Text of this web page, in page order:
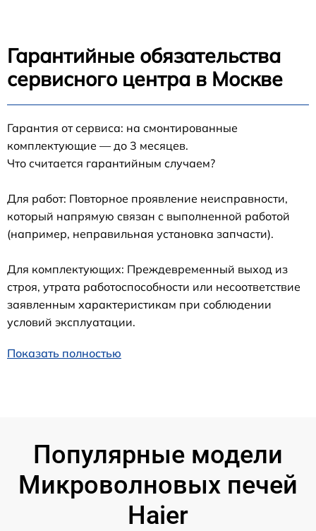
Гарантийные обязательства
сервисного центра в Москве
Гарантия от сервиса: на смонтированные
комплектующие — до 3 месяцев.
Что считается гарантийным случаем?
Для работ: Повторное проявление неисправности,
который напрямую связан с выполненной работой
(например, неправильная установка запчасти).
Для комплектующих: Преждевременный выход из
строя, утрата работоспособности или несоответствие
заявленным характеристикам при соблюдении
условий эксплуатации.
Показать полностью
Популярные модели
Микроволновых печей
Haier